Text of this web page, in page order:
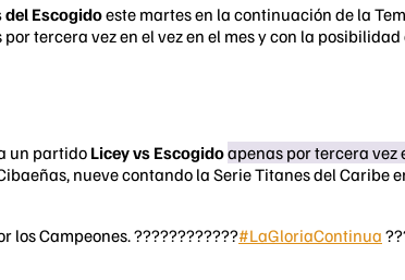
del Escogidoeste martes en la continuación de la
tercera vez en el vez en el mes y con la
un partido Licey vs Escogidoapenas por tercera vez
nueve contando la Serie Titanes del Caribe
los Campeones. ????????????#LaGloriaContinua